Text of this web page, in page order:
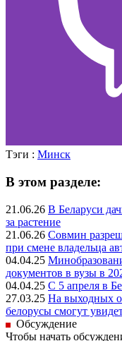
Тэги : Минск
В этом разделе:
21.06.26 В Беларуси
за растение
21.06.26 Совмин
при смене владельца
04.04.25
документов в вузы в
04.04.25 С 5 апреля в
27.03.25 На выходных
белорусы смогут
Обсуждение
Чтобы начать